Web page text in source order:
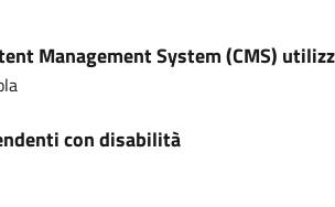
Management System (CMS)
con disabilità